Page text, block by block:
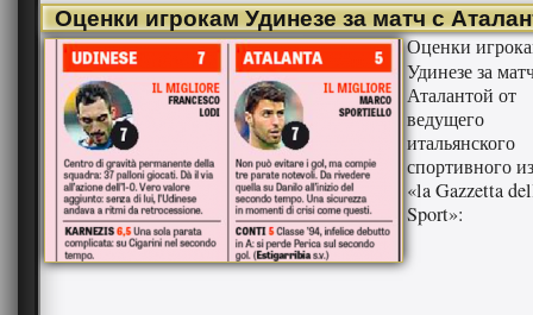
Оценки игрокам Удинезе за матч с
Оценки
Удинезе за
Аталантой от
ведущего
итальянского
спортивного
«la Gazzetta
Sport»: